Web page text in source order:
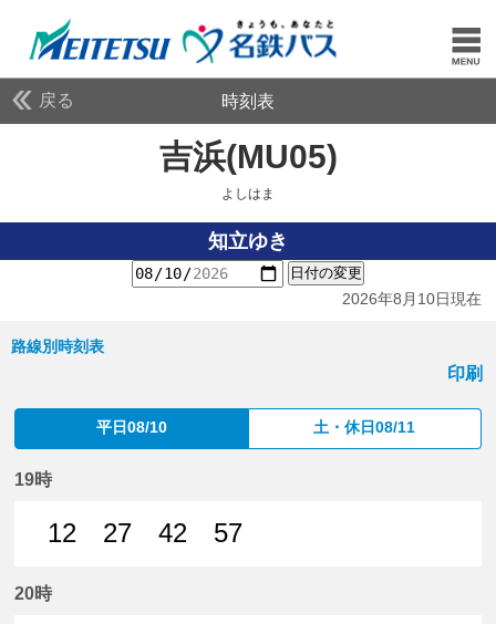
戻る 時刻表
吉浜(MU05)
よしはま
知立ゆき
日付の変更
2026年8月10日現在
路線別時刻表
印刷
平日08/10 土・休日08/11
19時
12
27
42
57
20時